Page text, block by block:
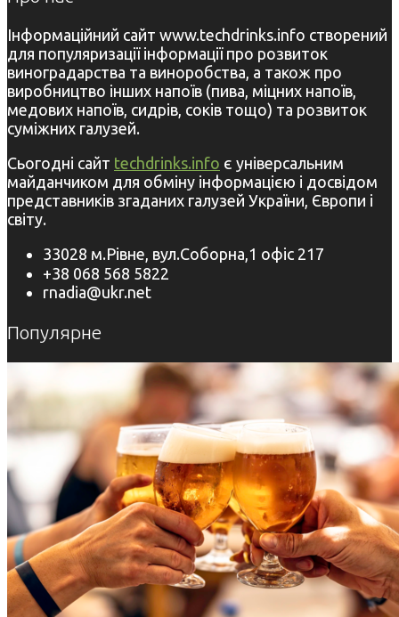
Інформаційний сайт www.techdrinks.info створений
для популяризації інформації про розвиток
виноградарства та виноробства, а також про
виробництво інших напоїв (пива, міцних напоїв,
медових напоїв, сидрів, соків тощо) та розвиток
суміжних галузей.
Сьогодні сайт techdrinks.info є універсальним
майданчиком для обміну інформацією і досвідом
представників згаданих галузей України, Європи і
світу.
33028 м.Рівне, вул.Соборна,1 офіс 217
+38 068 568 5822
rnadia@ukr.net
Популярне